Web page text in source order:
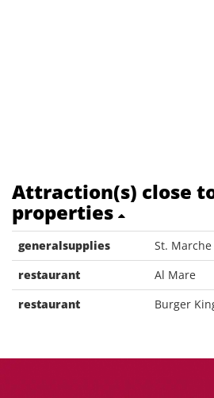
Attraction(s) close
properties
generalsupplies St. Marche
restaurant
Al Mare
restaurant
Burger